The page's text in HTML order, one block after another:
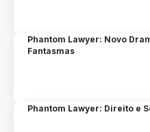
Phantom Lawyer: Novo
Fantasmas
Phantom Lawyer: Direito e